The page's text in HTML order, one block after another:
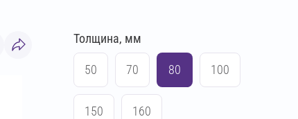
Толщина, мм
50 70 80 100
150 160